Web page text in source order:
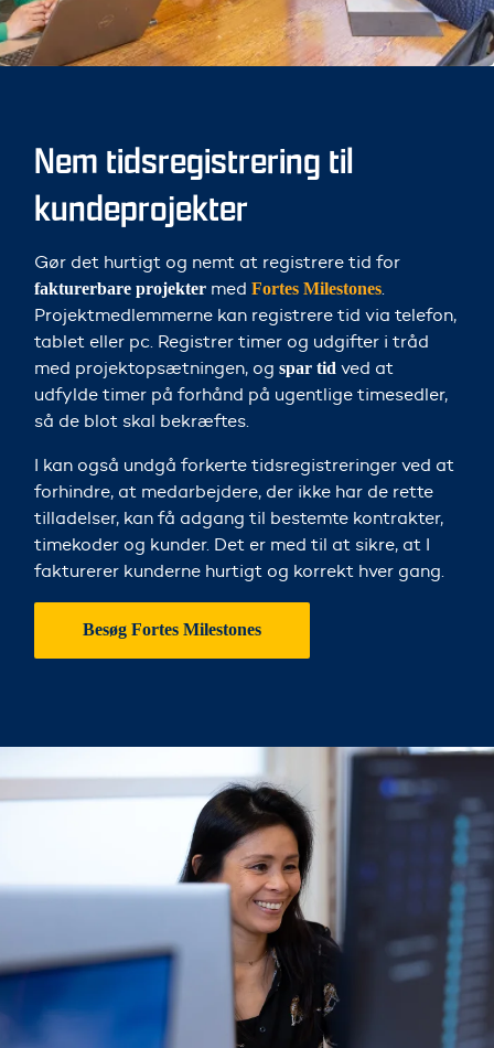
Nem tidsregistrering til
kundeprojekter
Gør det hurtigt og nemt at registrere tid for
fakturerbare projekter medFortes Milestones
Projektmedlemmerne kan registrere tid via telefon,
tablet eller pc. Registrer timer og udgifter i tråd
med projektopsætningen, og spar tidved at
udfylde timer på forhånd på ugentlige timesedler,
så de blot skal bekræftes.
I kan også undgå forkerte tidsregistreringer ved at
forhindre, at medarbejdere, der ikke har de rette
tilladelser, kan få adgang til bestemte kontrakter,
timekoder og kunder. Det er med til at sikre, at I
fakturerer kunderne hurtigt og korrekt hver gang.
Besøg Fortes Milestones